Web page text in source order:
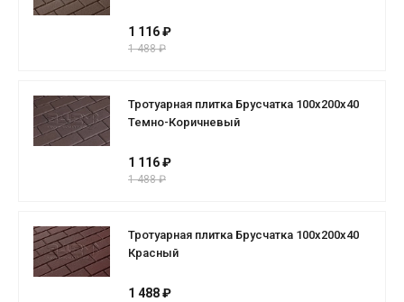
1 116 ₽
1 488 ₽
Тротуарная плитка Брусчатка 100х200х40
Темно-Коричневый
1 116 ₽
1 488 ₽
Тротуарная плитка Брусчатка 100х200х40
Красный
1 488 ₽